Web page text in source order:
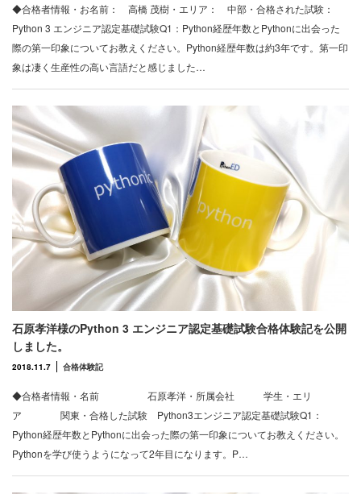
◆合格者情報・お名前： 高橋 茂樹・エリア： 中部・合格された試験：
Python 3 エンジニア認定基礎試験Q1：Python経歴年数とPythonに出会った
際の第一印象についてお教えください。Python経歴年数は約3年です。第一印
象は凄く生産性の高い言語だと感じました…
石原孝洋様のPython 3 エンジニア認定基礎試験合格体験記を公開
しました。
2018.11.7 合格体験記
◆合格者情報・名前 石原孝洋・所属会社 学生・エリ
ア 関東・合格した試験 Python3エンジニア認定基礎試験Q1：
Python経歴年数とPythonに出会った際の第一印象についてお教えください。
Pythonを学び使うようになって2年目になります。P…